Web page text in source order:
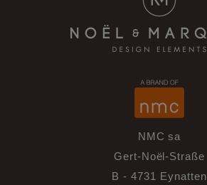
NMC sa
Gert-Noël-Straße
B - 4731 Eynatten